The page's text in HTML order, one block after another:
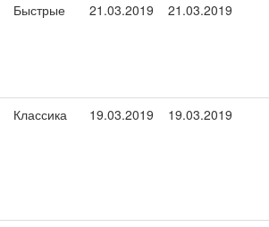
Быстрые 21.03.2019 21.03.2019
Классика 19.03.2019 19.03.2019